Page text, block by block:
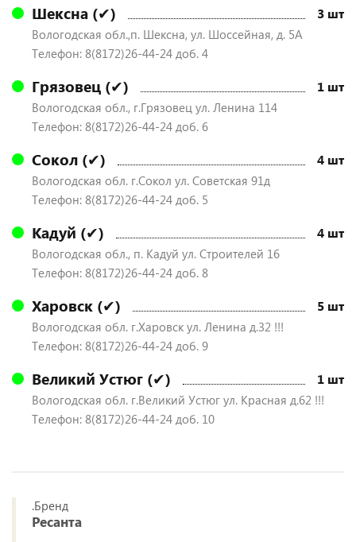
Шексна (✔) 3 шт
Вологодская обл.,п. Шексна, ул. Шоссейная, д. 5А
Телефон: 8(8172)26-44-24 доб. 4
Грязовец (✔) 1 шт
Вологодская обл., г.Грязовец ул. Ленина 114
Телефон: 8(8172)26-44-24 доб. 6
Сокол (✔) 4 шт
Вологодская обл. г.Сокол ул. Советская 91д
Телефон: 8(8172)26-44-24 доб. 5
Кадуй (✔) 4 шт
Вологодская обл., п. Кадуй ул. Строителей 16
Телефон: 8(8172)26-44-24 доб. 8
Харовск (✔) 5 шт
Вологодская обл. г.Харовск ул. Ленина д.32 !!!
Телефон: 8(8172)26-44-24 доб. 9
Великий Устюг (✔) 1 шт
Вологодская обл. г.Великий Устюг ул. Красная д.62 !!!
Телефон: 8(8172)26-44-24 доб. 10
.Бренд
Ресанта